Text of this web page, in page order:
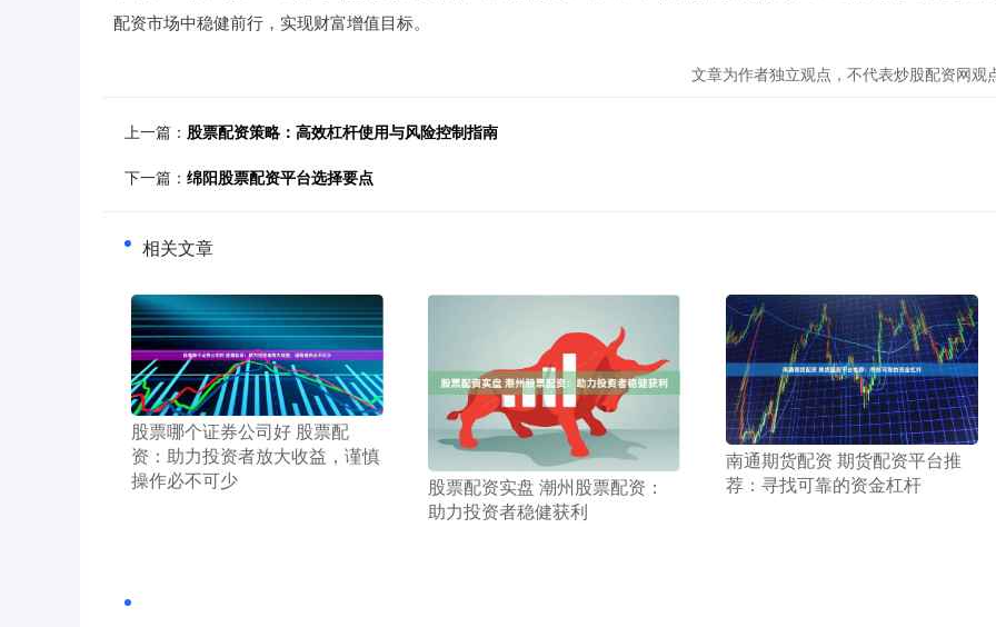
配资市场中稳健前行，实现财富增值目标。
文章为作者独立观点，不代表炒股配资网观
上一篇： 股票配资策略：高效杠杆使用与风险控制指南
下一篇： 绵阳股票配资平台选择要点
相关文章
​股票哪个证券公司好 股票配
资：助力投资者放大收益，谨慎
操作必不可少
​股票配资实盘 潮州股票配资：
助力投资者稳健获利
​南通期货配资 期货配资平台推
荐：寻找可靠的资金杠杆